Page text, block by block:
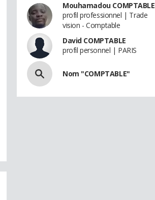
Mouhamadou COMPTABLE
profil professionnel | Trade
vision - Comptable
David COMPTABLE
profil personnel | PARIS
Nom "COMPTABLE"